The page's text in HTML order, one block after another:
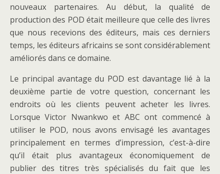
nouveaux partenaires. Au début, la qualité de
production des POD était meilleure que celle des livres
que nous recevions des éditeurs, mais ces derniers
temps, les éditeurs africains se sont considérablement
améliorés dans ce domaine.
Le principal avantage du POD est davantage lié à la
deuxième partie de votre question, concernant les
endroits où les clients peuvent acheter les livres.
Lorsque Victor Nwankwo et ABC ont commencé à
utiliser le POD, nous avons envisagé les avantages
principalement en termes d’impression, c’est-à-dire
qu’il était plus avantageux économiquement de
publier des titres très spécialisés du fait que les